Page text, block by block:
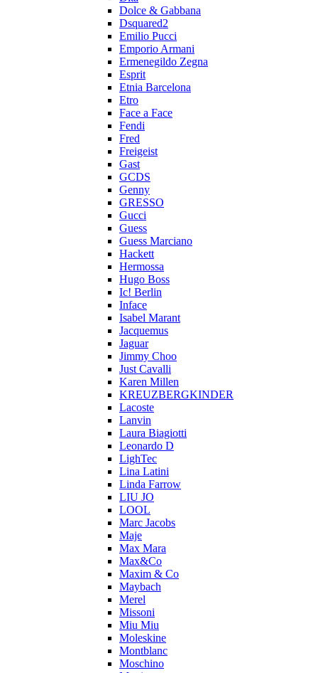
Dolce & Gabbana
Dsquared2
Emilio Pucci
Emporio Armani
Ermenegildo Zegna
Esprit
Etnia Barcelona
Etro
Face a Face
Fendi
Fred
Freigeist
Gast
GCDS
Genny
GRESSO
Gucci
Guess
Guess Marciano
Hackett
Hermossa
Hugo Boss
Ic! Berlin
Inface
Isabel Marant
Jacquemus
Jaguar
Jimmy Choo
Just Cavalli
Karen Millen
KREUZBERGKINDER
Lacoste
Lanvin
Laura Biagiotti
Leonardo D
LighTec
Lina Latini
Linda Farrow
LIU JO
LOOL
Marc Jacobs
Maje
Max Mara
Max&Co
Maxim & Co
Maybach
Merel
Missoni
Miu Miu
Moleskine
Montblanc
Moschino